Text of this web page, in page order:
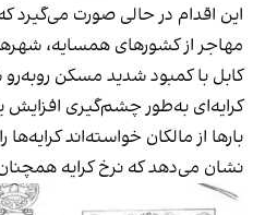
این اقدام در حالی صورت می‌گیرد
مهاجر از کشورهای همسایه،
کابل با کمبود شدید مسکن
کرایه‌ای به‌طور چشم‌گیری
بارها از مالکان خواسته‌اند کرایه‌ها
نشان می‌دهد که نرخ کرایه همچنان